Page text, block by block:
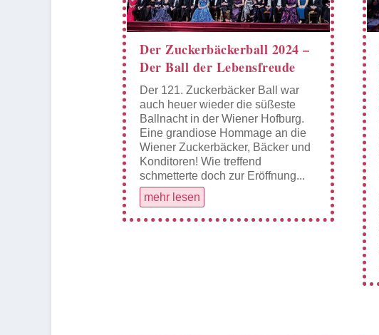
Der Zuckerbäckerball 2024 –
Der Ball der Lebensfreude
Der 121. Zuckerbäcker Ball war
auch heuer wieder die süßeste
Ballnacht in der Wiener Hofburg.
Eine grandiose Hommage an die
Wiener Zuckerbäcker, Bäcker und
Konditoren! Wie treffend
schmetterte doch zur Eröffnung...
mehr lesen